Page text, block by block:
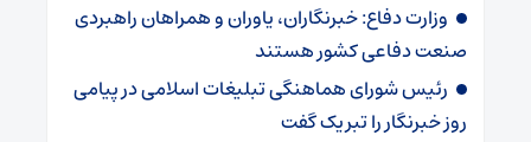
وزارت دفاع: خبرنگاران، یاوران و همراهان راهبردی
صنعت دفاعی کشور هستند
رئیس شورای هماهنگی تبلیغات اسلامی در پیامی
روز خبرنگار را تبریک گفت